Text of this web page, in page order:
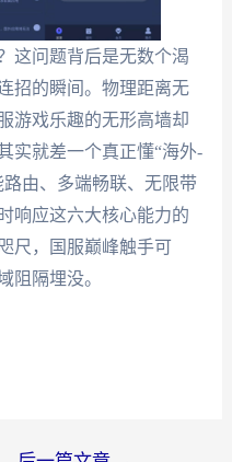
这问题背后是无数个渴
招的瞬间。物理距离无
游戏乐趣的无形高墙却
实就差一个真正懂“海外-
由、多端畅联、无限带
响应这六大核心能力的
尺，国服巅峰触手可
阻隔埋没。